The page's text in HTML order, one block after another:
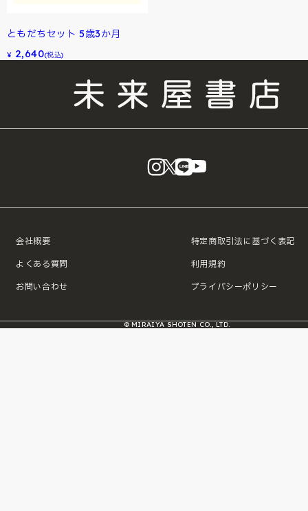
ともだちセット 5歳3か月
¥ 2,640(税込)
instagram
X LINE
会社概要
よくある質問
お問い合わせ
特定商取引法に基づく表記
利用規約
プライバシーポリシー
© MIRAIYA SHOTEN CO., LTD.